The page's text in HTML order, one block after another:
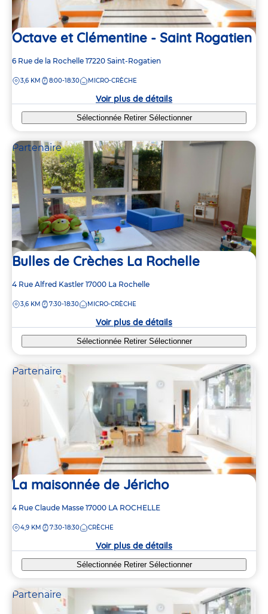
Octave et Clémentine - Saint Rogatien
Adresse
la
6 Rue de la Rochelle 17220 Saint-Rogatien
DISTANCE
3,6 KM 8:00-18:30 MICRO-CRÈCHE
Voir plus de détails
Sélectionnée Retirer Sélectionner
Partenaire
Bulles de Crèches La Rochelle
Adresse
la
4 Rue Alfred Kastler 17000 La Rochelle
DISTANCE
3,6 KM 7:30-18:30 MICRO-CRÈCHE
Voir plus de détails
Sélectionnée Retirer Sélectionner
Partenaire
La maisonnée de Jéricho
Adresse
la
4 Rue Claude Masse 17000 LA ROCHELLE
DISTANCE
4,9 KM 7:30-18:30 CRÈCHE
Voir plus de détails
Sélectionnée Retirer Sélectionner
Partenaire